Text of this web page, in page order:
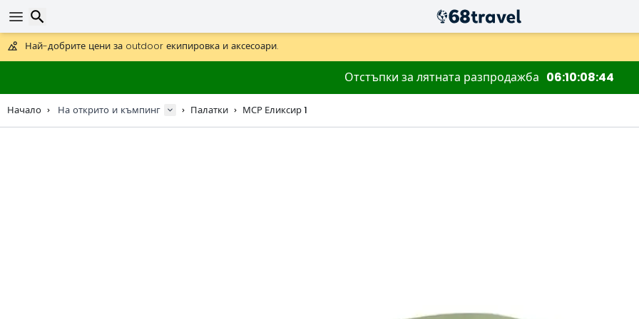
Получете безплатна доставка при поръчки над 59 €.
Предлага се и DHL Express за една нощ.
Отстъпки за лятната разпродажба 06 10 08 43
Начало На открито и къмпинг Палатки МСР Еликсир 1